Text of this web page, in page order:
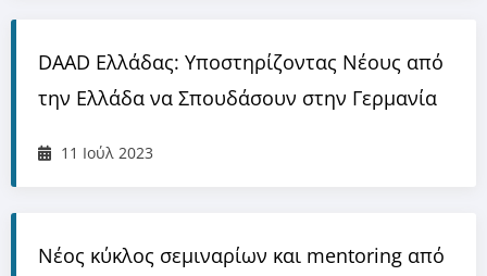
DAAD Ελλάδας: Υποστηρίζοντας Νέους από
την Ελλάδα να Σπουδάσουν στην Γερμανία
11 Ιούλ 2023
Νέος κύκλος σεμιναρίων και mentoring από